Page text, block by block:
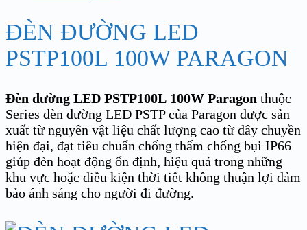
ĐÈN ĐƯỜNG LED
PSTP100L 100W PARAGON
Đèn đường LED PSTP100L 100W Paragon thuộc
Series đèn đường LED PSTP của Paragon được sản
xuất từ nguyên vật liệu chất lượng cao từ dây chuyền
hiện đại, đạt tiêu chuẩn chống thấm chống bụi IP66
giúp đèn hoạt động ổn định, hiệu quả trong những
khu vực hoặc điều kiện thời tiết không thuận lợi đảm
bảo ánh sáng cho người đi đường.